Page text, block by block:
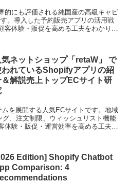
的にも評価される純国産の高級キャビ
。導入した予約販売アプリの活用戦
客体験・販促を高める工夫をわかりや
気ネットショップ「retaW」 で
われているShopifyアプリの紹
＆解説売上トップECサイト研
を展開する人気ECサイトです。地域
、注文制限、ウィッシュリスト機能
験・販促・運営効率を高める工夫を
Edition] Shopify Chatbot
Comparison: 4